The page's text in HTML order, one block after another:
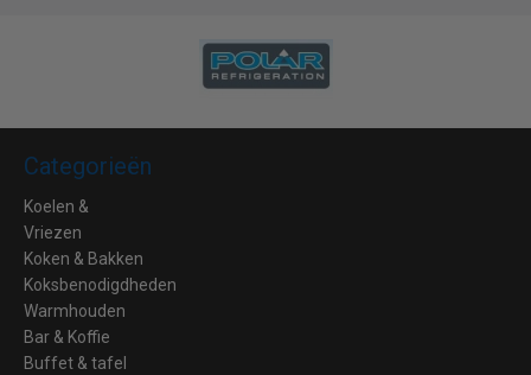
Categorieën
Koelen &
Vriezen
Koken & Bakken
Koksbenodigdheden
Warmhouden
Bar & Koffie
Buffet & tafel